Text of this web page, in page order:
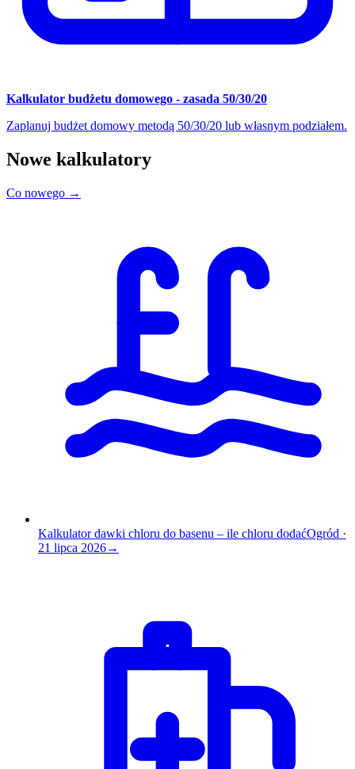
Kalkulator budżetu domowego - zasada 50/30/20
Zaplanuj budżet domowy metodą 50/30/20 lub własnym podziałem.
Nowe kalkulatory
Co nowego →
Kalkulator dawki chloru do basenu – ile chloru dodaćOgród ·
21 lipca 2026→